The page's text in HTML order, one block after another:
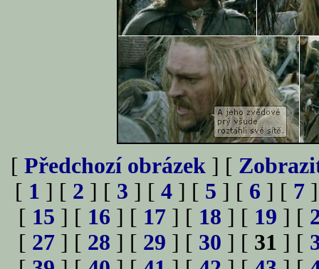
[ Předchozí obrázek ] [
[ 1 ] [ 2 ] [ 3 ] [ 4 ] [ 5 ] [ 6 ] [ 7
[ 15 ] [ 16 ] [ 17 ] [ 18 ] [ 19 ] [
[ 27 ] [ 28 ] [ 29 ] [ 30 ] [ 31 ] [